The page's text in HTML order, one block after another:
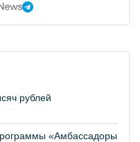
рублей
«Амбассадоры